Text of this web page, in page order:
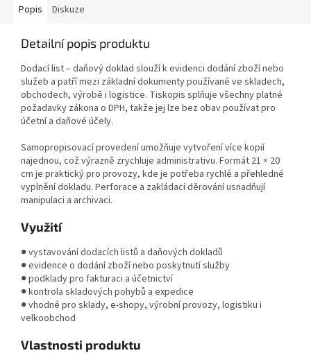
Popis Diskuze
Detailní popis produktu
Dodací list – daňový doklad slouží k evidenci dodání zboží nebo
služeb a patří mezi základní dokumenty používané ve skladech,
obchodech, výrobě i logistice. Tiskopis splňuje všechny platné
požadavky zákona o DPH, takže jej lze bez obav používat pro
účetní a daňové účely.
Samopropisovací provedení umožňuje vytvoření více kopií
najednou, což výrazně zrychluje administrativu. Formát 21 × 20
cm je praktický pro provozy, kde je potřeba rychlé a přehledné
vyplnění dokladu. Perforace a zakládací děrování usnadňují
manipulaci a archivaci.
Využití
● vystavování dodacích listů a daňových dokladů
● evidence o dodání zboží nebo poskytnutí služby
● podklady pro fakturaci a účetnictví
● kontrola skladových pohybů a expedice
● vhodné pro sklady, e-shopy, výrobní provozy, logistiku i
velkoobchod
Vlastnosti produktu